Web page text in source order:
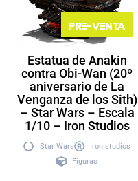
Pre-venta
Estatua de Anakin
contra Obi-Wan (20º
aniversario de La
Venganza de los Sith)
– Star Wars – Escala
1/10 – Iron Studios
Star Wars
Iron studios
Figuras